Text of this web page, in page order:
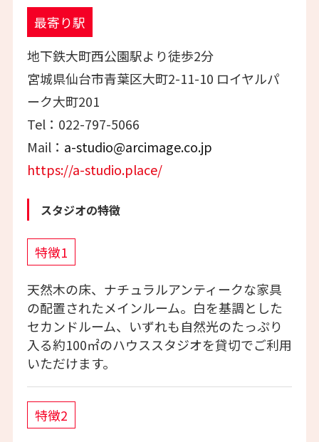
最寄り駅
地下鉄大町西公園駅より徒歩2分
宮城県仙台市青葉区大町2-11-10 ロイヤルパ
ーク大町201
Tel：022-797-5066
Mail： a-studio@arcimage.co.jp
https://a-studio.place/
スタジオの特徴
特徴1
天然木の床、ナチュラルアンティークな家具
の配置されたメインルーム。白を基調とした
セカンドルーム、いずれも自然光のたっぷり
入る約100㎡のハウススタジオを貸切でご利用
いただけます。
特徴2